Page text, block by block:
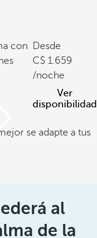
con Desde
1.659
/noche
Ver
disponibilidad
se adapte a tus
al
de la